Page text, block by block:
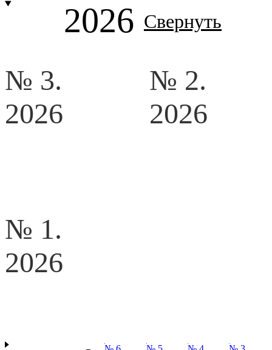
2026 Свернуть
№ 3.
2026
№ 2.
2026
№ 1.
2026